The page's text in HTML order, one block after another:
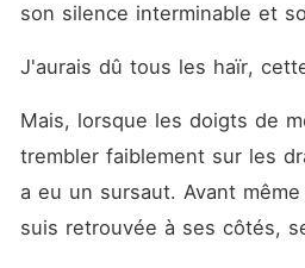
son silence interminable et
J'aurais dû tous les haïr,
Mais, lorsque les doigts de
trembler faiblement sur les
a eu un sursaut. Avant
suis retrouvée à ses côtés,